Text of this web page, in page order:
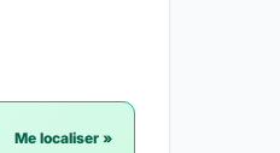
Me localiser »